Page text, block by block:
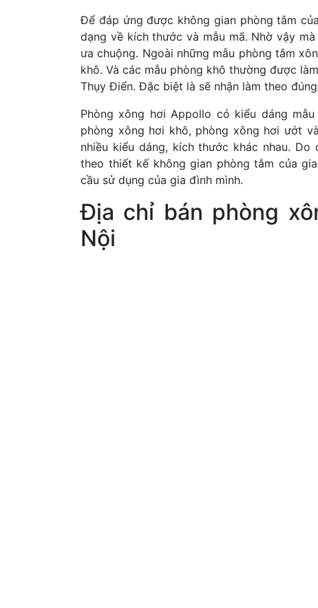
Để đáp ứng được không gian phòng tắm
dạng về kích thước và mẫu mã. Nhờ vậy
ưa chuộng. Ngoài những mẫu phòng tắm
khô. Và các mẫu phòng khô thường được
Thụy Điển. Đặc biệt là sẽ nhận làm theo
Phòng xông hơi Appollo có kiểu dáng
phòng xông hơi khô, phòng xông hơi ướt
nhiều kiểu dáng, kích thước khác nhau.
theo thiết kế không gian phòng tắm của
cầu sử dụng của gia đình mình.
Địa chỉ bán phòng
Nội